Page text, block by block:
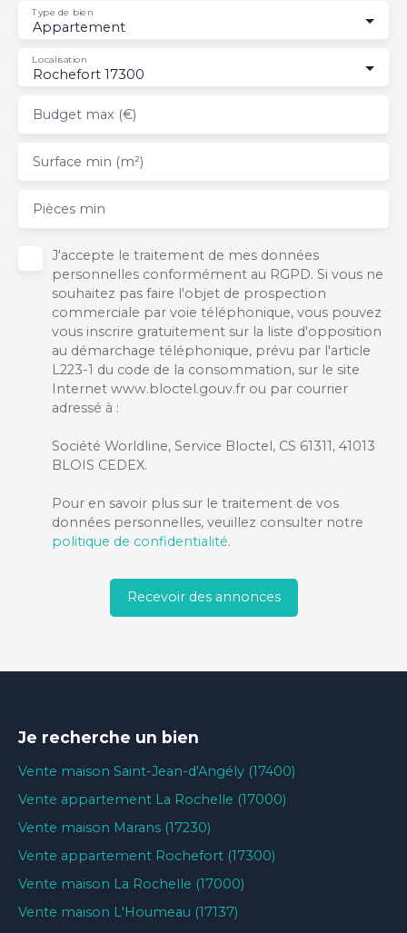
Appartement
Type de bien
Rochefort 17300
Localisation
Budget max (€)
Surface min (m²)
Pièces min
J'accepte le traitement de mes données
personnelles conformément au RGPD. Si vous ne
souhaitez pas faire l'objet de prospection
commerciale par voie téléphonique, vous pouvez
vous inscrire gratuitement sur la liste d'opposition
au démarchage téléphonique, prévu par l'article
L223-1 du code de la consommation, sur le site
Internet www.bloctel.gouv.fr ou par courrier
adressé à :
Société Worldline, Service Bloctel, CS 61311, 41013
BLOIS CEDEX.
Pour en savoir plus sur le traitement de vos
données personnelles, veuillez consulter notre
politique de confidentialité.
Recevoir des annonces
Je recherche un bien
Vente maison Saint-Jean-d'Angély (17400)
Vente appartement La Rochelle (17000)
Vente maison Marans (17230)
Vente appartement Rochefort (17300)
Vente maison La Rochelle (17000)
Vente maison L'Houmeau (17137)